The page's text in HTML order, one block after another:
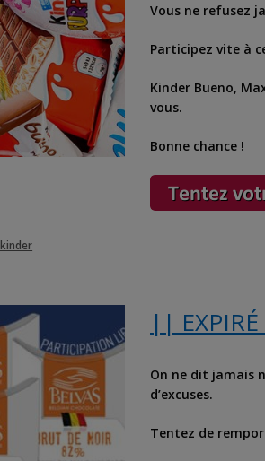
Vous ne refusez
Participez vite à
Kinder Bueno,
vous.
Bonne chance !
||
On ne dit jamais
d’excuses.
Tentez de